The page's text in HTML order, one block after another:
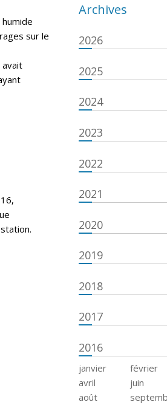
sur le
avait
Archives
2026
2025
2024
2023
2022
2021
2020
2019
2018
2017
2016
janvier février
avril
juin
août